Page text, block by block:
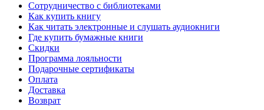
Сотрудничество с библиотеками
Как купить книгу
Как читать электронные и слушать аудиокниги
Где купить бумажные книги
Скидки
Программа лояльности
Подарочные сертификаты
Оплата
Доставка
Возврат